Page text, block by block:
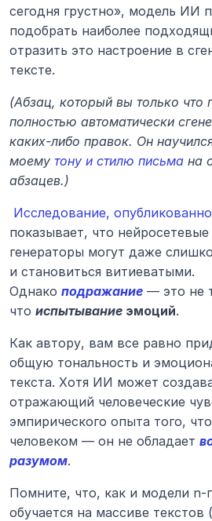
сегодня грустно», модель ИИ
подобрать наиболее
отразить это настроение в
тексте.
(Абзац, который вы только что
полностью автоматически
каких-либо правок. Он
моему тону и стилю письма на
абзацев.)
Исследование,
показывает, что
генераторы могут даже
и становиться витиеватыми.
Однако подражание — это не
что испытывание эмоций.
Как автору, вам все равно
общую тональность и
текста. Хотя ИИ может
отражающий человеческие
эмпирического опыта того,
человеком — он не обладает
разумом.
Помните, что, как и модели n-
обучается на массиве